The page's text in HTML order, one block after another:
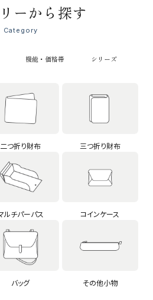
ーから探す
Category
機能・価格帯 シリーズ
二つ折り財布 三つ折り財布
ルチパーパス コインケース
バッグ その他小物